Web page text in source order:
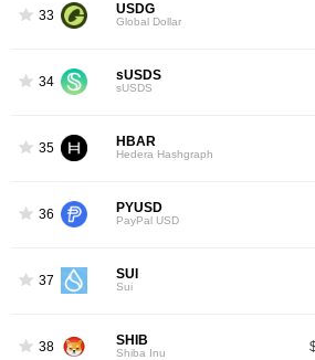
33 USDG
Global Dollar
34 sUSDS
sUSDS
35 HBAR
Hedera Hashgraph
36 PYUSD
PayPal USD
37 SUI
Sui
38 SHIB
Shiba Inu